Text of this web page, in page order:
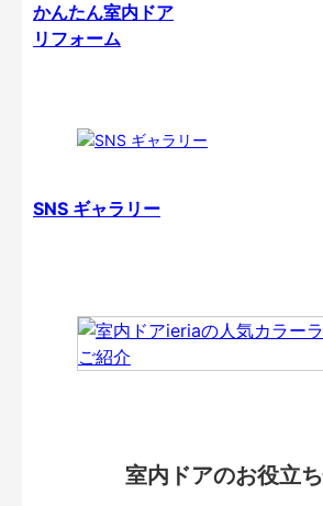
かんたん室内ドア
リフォーム
SNS ギャラリー
室内ドアのお役立